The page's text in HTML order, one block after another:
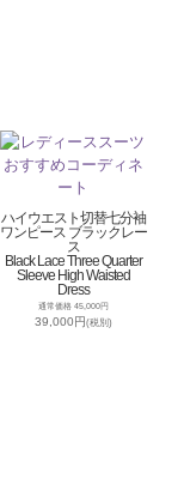
ハイウエスト切替七分袖
ワンピース ブラックレー
ス
Black Lace Three Quarter
Sleeve High Waisted
Dress
通常価格 45,000円
39,000円(税別)